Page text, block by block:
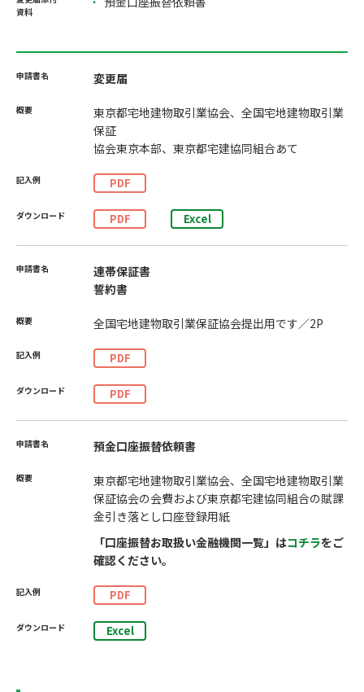
変更届
東京都宅地建物取引業協会、全国宅地建物取引業
保証
協会東京本部、東京都宅建協同組合あて
PDF
PDF Excel
連帯保証書
誓約書
全国宅地建物取引業保証協会提出用です／2P
PDF
PDF
預金口座振替依頼書
東京都宅地建物取引業協会、全国宅地建物取引業
保証協会の会費および東京都宅建協同組合の賦課
金引き落とし口座登録用紙
「口座振替お取扱い金融機関一覧」はコチラをご
確認ください。
PDF
Excel